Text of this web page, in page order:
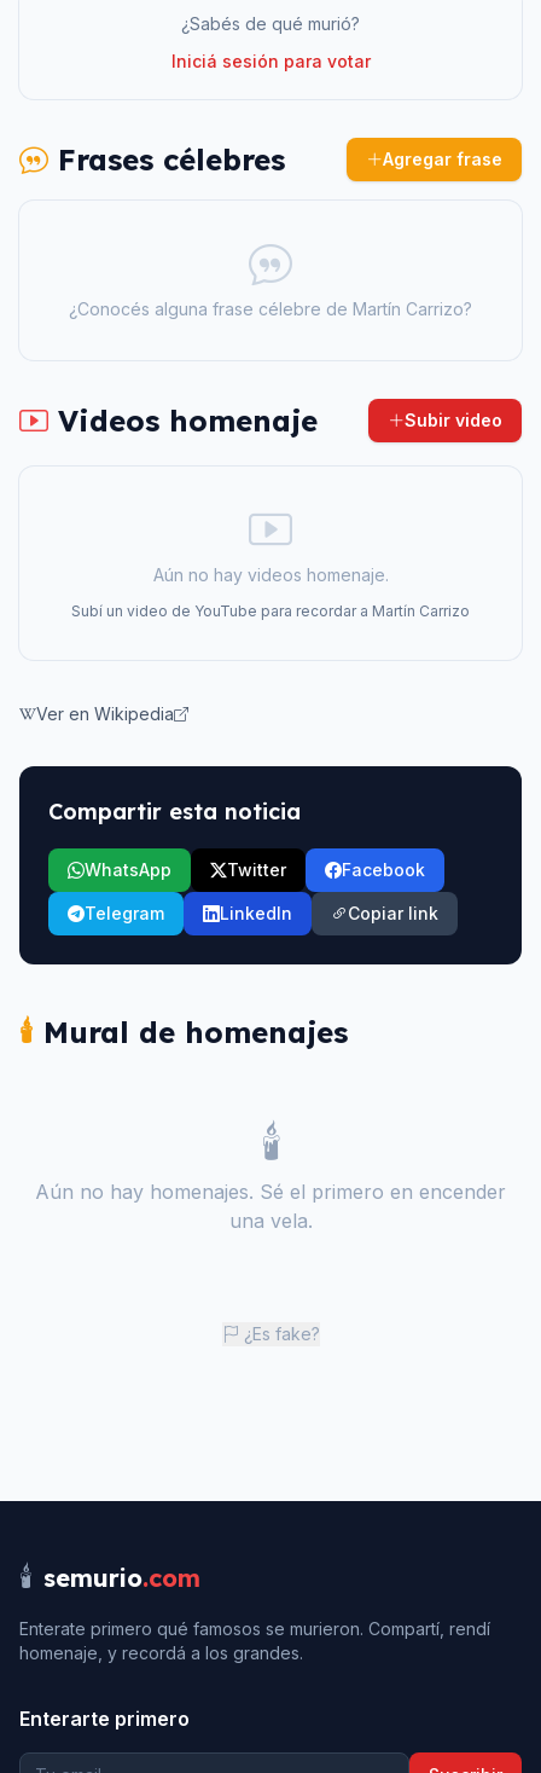
¿Sabés de qué murió?
Iniciá sesión para votar
Frases célebres Agregar frase
¿Conocés alguna frase célebre de Martín Carrizo?
Videos homenaje Subir video
Aún no hay videos homenaje.
Subí un video de YouTube para recordar a Martín Carrizo
Ver en Wikipedia
Compartir esta noticia
WhatsApp Twitter Facebook
Telegram LinkedIn Copiar link
🕯️ Mural de homenajes
🕯️
Aún no hay homenajes. Sé el primero en encender
una vela.
¿Es fake?
🕯️ semurio.com
Enterate primero qué famosos se murieron. Compartí, rendí
homenaje, y recordá a los grandes.
Enterarte primero